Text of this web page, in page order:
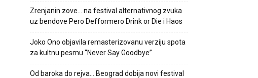
Zrenjanin zove… na festival alternativnog zvuka
uz bendove Pero Defformero Drink or Die i Haos
Joko Ono objavila remasterizovanu verziju spota
za kultnu pesmu “Never Say Goodbye”
Od baroka do rejva… Beograd dobija novi festival